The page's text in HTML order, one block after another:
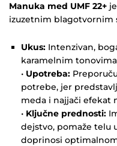
Manuka med UMF 22+
izuzetnim blagotvornim
Ukus: Intenzivan,
karamelnim
• Upotreba:
potrebe, jer
meda i najjači efekat
• Ključne prednosti:
dejstvo, pomaže telu
doprinosi